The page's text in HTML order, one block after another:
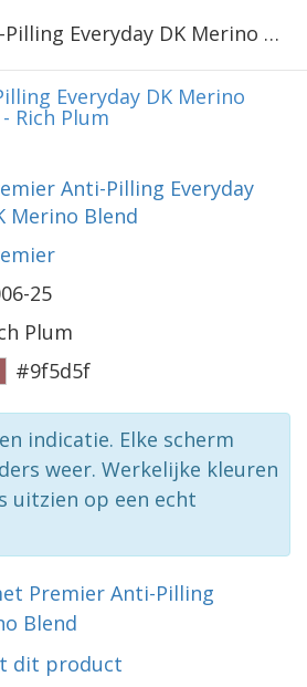
Premier Anti-Pilling Everyday DK Merino Blend 2006-25 - Rich Plum
Everyday DK Merino
Rich Plum
Anti-Pilling Everyday
Merino Blend
25
Plum
#9f5d5f
indicatie. Elke scherm
weer. Werkelijke kleuren
uitzien op een echt
Premier Anti-Pilling
Blend
dit product